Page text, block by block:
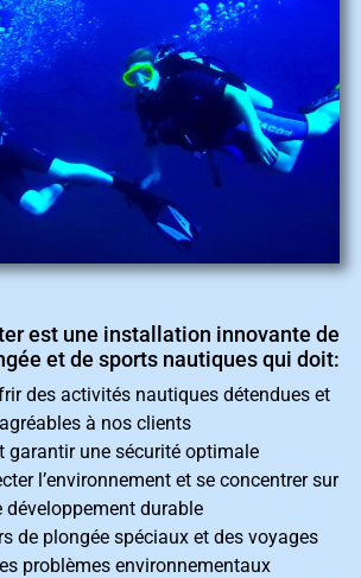
est une installation innovante de
et de sports nautiques qui doit:
des activités nautiques détendues et
agréables à nos clients
garantir une sécurité optimale
l’environnement et se concentrer sur
développement durable
de plongée spéciaux et des voyages
problèmes environnementaux